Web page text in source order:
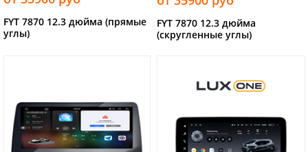
FYT 7870 12.3 дюйма (прямые
углы)
FYT 7870 12.3 дюйма
(скругленные углы)